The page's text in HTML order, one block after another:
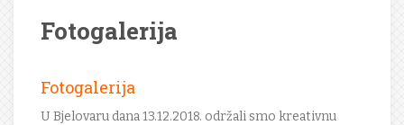
Fotogalerija
Fotogalerija
U Bjelovaru dana 13.12.2018. održali smo kreativnu